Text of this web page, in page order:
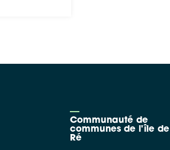
Communauté de
communes de l'île de
Ré